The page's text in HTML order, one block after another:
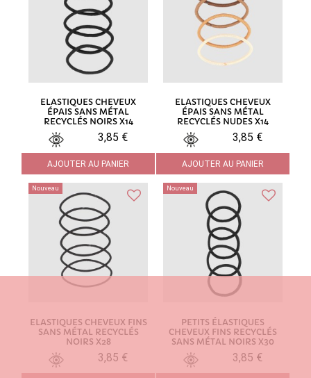
ELASTIQUES CHEVEUX
ÉPAIS SANS MÉTAL
RECYCLÉS NOIRS X14
3,85 €
AJOUTER AU PANIER
ELASTIQUES CHEVEUX
ÉPAIS SANS MÉTAL
RECYCLÉS NUDES X14
3,85 €
AJOUTER AU PANIER
Nouveau
ELASTIQUES CHEVEUX FINS
SANS MÉTAL RECYCLÉS
NOIRS X28
3,85 €
Nouveau
PETITS ÉLASTIQUES
CHEVEUX FINS RECYCLÉS
SANS MÉTAL NOIRS X30
3,85 €